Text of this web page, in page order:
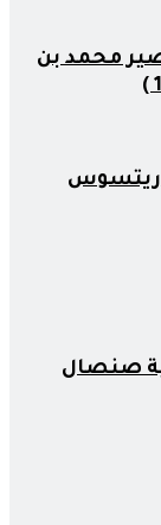
محمد بن
ريتسوس
صنصال